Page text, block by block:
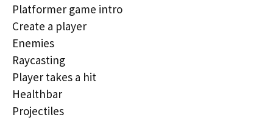
Platformer game intro
Create a player
Enemies
Raycasting
Player takes a hit
Healthbar
Projectiles